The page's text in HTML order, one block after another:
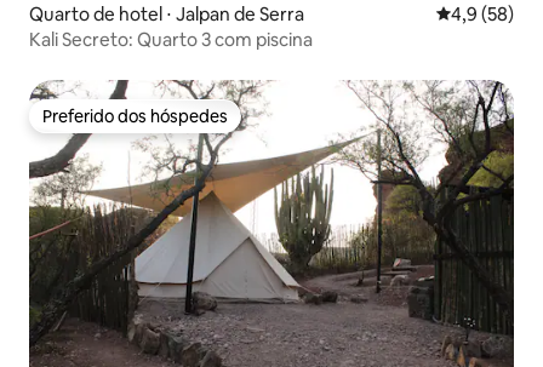
Quarto de hotel ⋅ Jalpan de Serra 4,9 de uma
4,9 (58)
Kali Secreto: Quarto 3 com piscina
Preferido dos hóspedes
Preferido dos hóspedes